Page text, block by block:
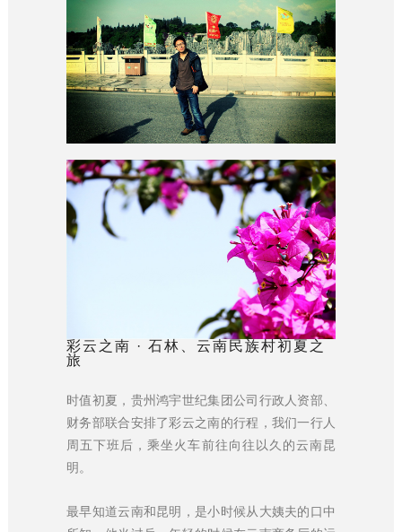
彩云之南 · 石林、云南民族村初夏之
旅
时值初夏，贵州鸿宇世纪集团公司行政人资部、
财务部联合安排了彩云之南的行程，我们一行人
周五下班后，乘坐火车前往向往以久的云南昆
明。
最早知道云南和昆明，是小时候从大姨夫的口中